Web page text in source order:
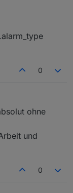
sich ja nur
11:50
0
ohne
und
0